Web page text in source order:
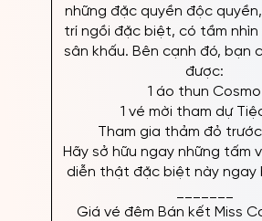
những đặc quyền độc
trí ngồi đặc biệt, có tầm
sân khấu. Bên cạnh đó, bạn
được:
1 áo thun Cosmo
1 vé mời tham dự
Tham gia thảm đỏ
Hãy sở hữu ngay những tấm
diễn thật đặc biệt này ngay
Giá vé đêm Bán kết Miss